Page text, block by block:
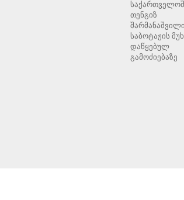
თენგიზ
შარმანაშვილი
საბოტაჟის
დაწყებულ
გამოძიებაზე